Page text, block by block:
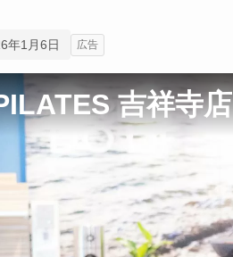
年1月6日 広告
吉祥寺店